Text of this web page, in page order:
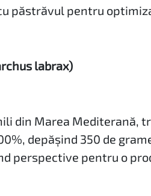
păstrăvul pentru
labrax)
din Marea Mediterană,
depășind 350 de
perspective pentru o